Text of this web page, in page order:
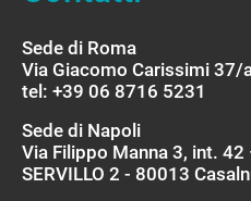
Sede di Roma
Via Giacomo Carissimi 37/
tel: +39 06 8716 5231
Sede di Napoli
Via Filippo Manna 3, int.
SERVILLO 2 - 80013